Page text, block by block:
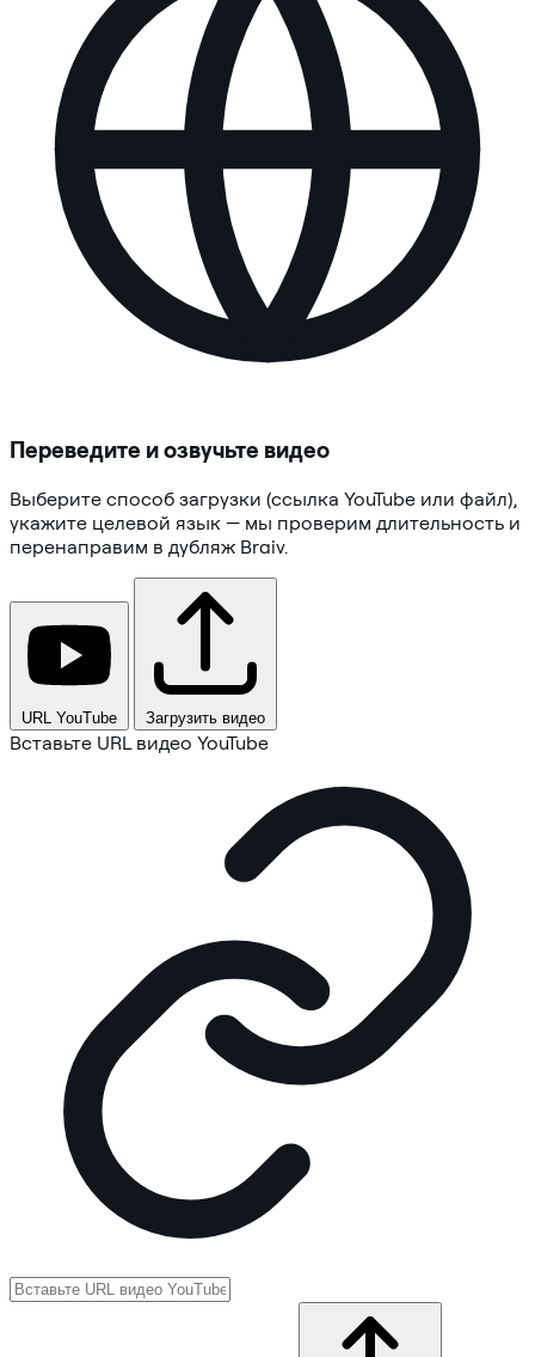
Переведите и озвучьте видео
Выберите способ загрузки (ссылка YouTube или файл),
укажите целевой язык — мы проверим длительность и
перенаправим в дубляж Braiv.
URL YouTube Загрузить видео
Вставьте URL видео YouTube